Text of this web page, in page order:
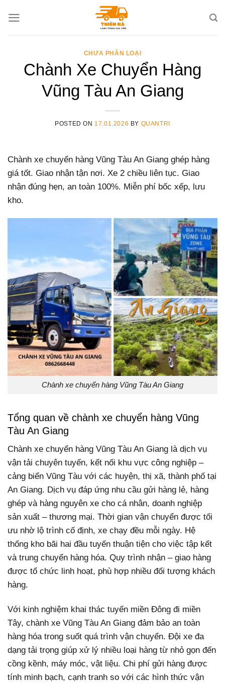
CHƯA PHÂN LOẠI
Chành Xe Chuyển Hàng
Vũng Tàu An Giang
POSTED ON 17.01.2026 BY QUANTRI
Chành xe chuyển hàng Vũng Tàu An Giang ghép hàng
giá tốt. Giao nhận tận nơi. Xe 2 chiều liên tục. Giao
nhận đúng hẹn, an toàn 100%. Miễn phí bốc xếp, lưu
kho.
Chành xe chuyển hàng Vũng Tàu An Giang
Tổng quan về chành xe chuyển hàng Vũng
Tàu An Giang
Chành xe chuyển hàng Vũng Tàu An Giang là dịch vụ
vận tải chuyên tuyến, kết nối khu vực công nghiệp –
cảng biển Vũng Tàu với các huyện, thị xã, thành phố tại
An Giang. Dịch vụ đáp ứng nhu cầu gửi hàng lẻ, hàng
ghép và hàng nguyên xe cho cá nhân, doanh nghiệp
sản xuất – thương mại. Thời gian vận chuyển được tối
ưu nhờ lộ trình cố định, xe chạy đều mỗi ngày. Hệ
thống kho bãi hai đầu tuyến thuận tiện cho việc tập kết
và trung chuyển hàng hóa. Quy trình nhận – giao hàng
được tổ chức linh hoạt, phù hợp nhiều đối tượng khách
hàng.
Với kinh nghiệm khai thác tuyến miền Đông đi miền
Tây, chành xe Vũng Tàu An Giang đảm bảo an toàn
hàng hóa trong suốt quá trình vận chuyển. Đội xe đa
dạng tải trọng giúp xử lý nhiều loại hàng từ nhỏ gọn đến
cồng kềnh, máy móc, vật liệu. Chi phí gửi hàng được
tính minh bạch, cạnh tranh so với các hình thức vận